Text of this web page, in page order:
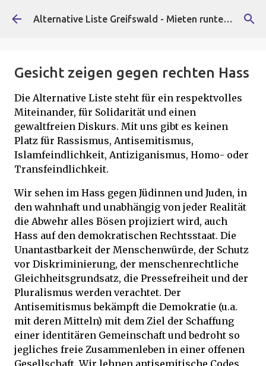
Direkt zum Hauptbereich Alternative Liste Greifswald - Mieten runter, Faschist*innen raus!
Gesicht zeigen gegen rechten Hass
Die Alternative Liste steht für ein respektvolles
Miteinander, für Solidarität und einen
gewaltfreien Diskurs. Mit uns gibt es keinen
Platz für Rassismus, Antisemitismus,
Islamfeindlichkeit, Antiziganismus, Homo- oder
Transfeindlichkeit.
Wir sehen im Hass gegen Jüdinnen und Juden, in
den wahnhaft und unabhängig von jeder Realität
die Abwehr alles Bösen projiziert wird, auch
Hass auf den demokratischen Rechtsstaat. Die
Unantastbarkeit der Menschenwürde, der Schutz
vor Diskriminierung, der menschenrechtliche
Gleichheitsgrundsatz, die Pressefreiheit und der
Pluralismus werden verachtet. Der
Antisemitismus bekämpft die Demokratie (u.a.
mit deren Mitteln) mit dem Ziel der Schaffung
einer identitären Gemeinschaft und bedroht so
jegliches freie Zusammenleben in einer offenen
Gesellschaft. Wir lehnen antisemitische Codes